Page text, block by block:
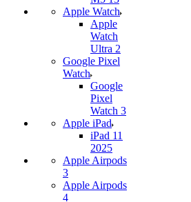
Apple Watch
Apple
Watch
Ultra 2
Google Pixel
Watch
Google
Pixel
Watch 3
Apple iPad
iPad 11
2025
Apple Airpods
3
Apple Airpods
4